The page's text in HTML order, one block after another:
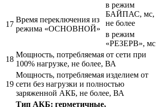
17
Время переключения из
режима «ОСНОВНОЙ»
в режим
БАЙПАС, мс,
не более
в режим
«РЕЗЕРВ», мс
18
Мощность, потребляемая от сети при
100% нагрузке, не более, ВА
19
Мощность, потребляемая изделием от
сети без нагрузки и полностью
заряженной АКБ, не более, ВА
Тип АКБ: герметичные,